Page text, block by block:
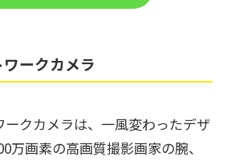
ークカメラ
ークカメラは、一風変わったデザ
万画素の高画質撮影画家の腕、